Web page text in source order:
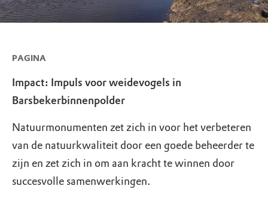
PAGINA
Impact: Impuls voor weidevogels in
Barsbekerbinnenpolder
Natuurmonumenten zet zich in voor het verbeteren
van de natuurkwaliteit door een goede beheerder te
zijn en zet zich in om aan kracht te winnen door
succesvolle samenwerkingen.